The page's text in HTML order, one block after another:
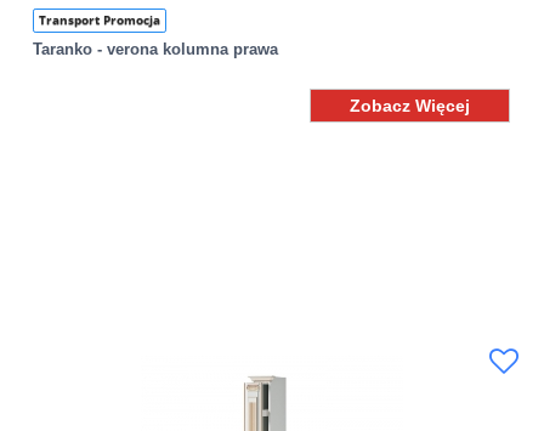
Transport Promocja
Taranko - verona kolumna prawa
Zobacz Więcej